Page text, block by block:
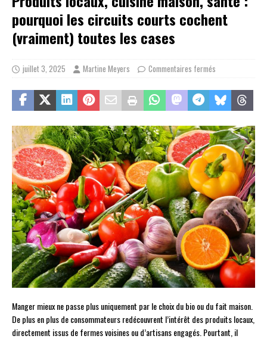
pourquoi les circuits courts cochent
(vraiment) toutes les cases
juillet 3, 2025 Martine Meyers Commentaires fermés
Manger mieux ne passe plus uniquement par le choix du bio ou du fait maison.
De plus en plus de consommateurs redécouvrent l’intérêt des produits locaux,
directement issus de fermes voisines ou d’artisans engagés. Pourtant, il